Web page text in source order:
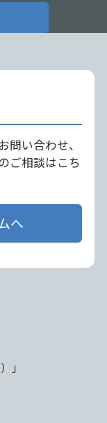
問い合わせ、
ご相談はこち
へ
」